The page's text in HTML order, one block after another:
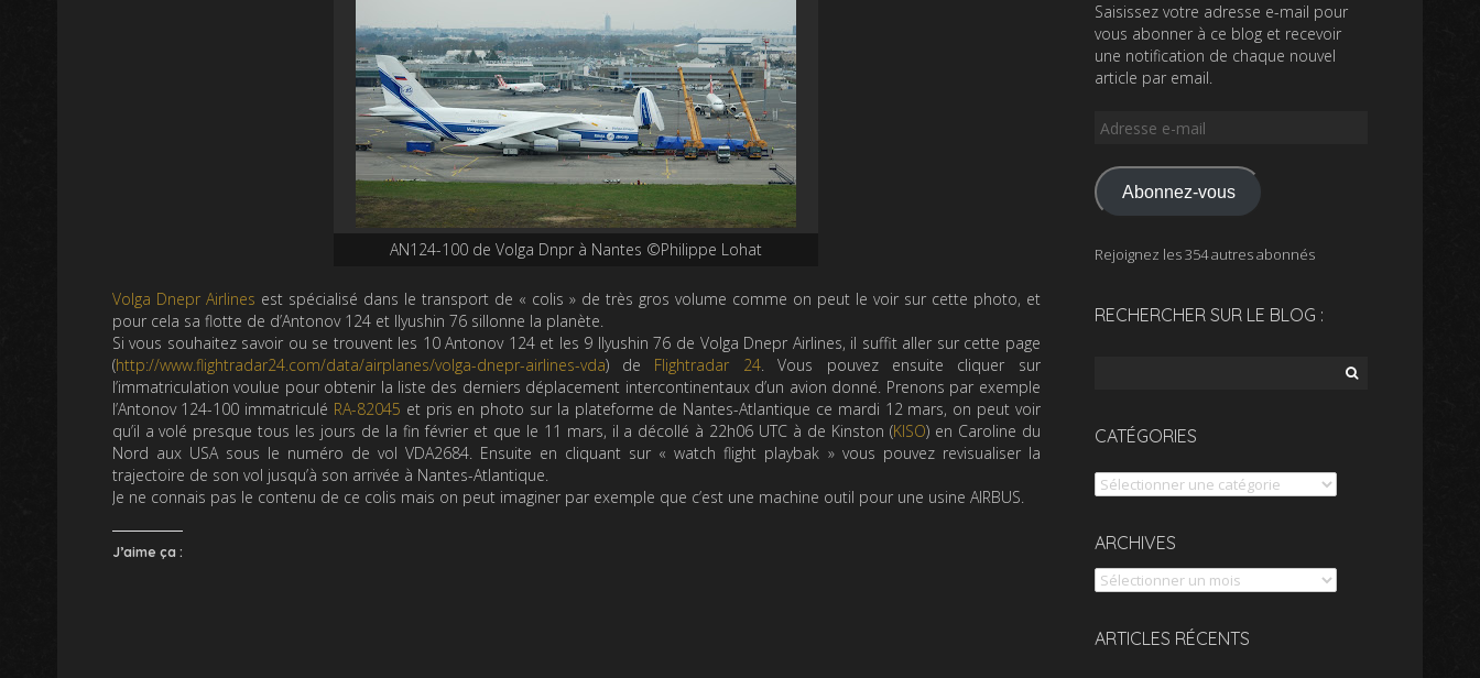
AN124-100 de Volga Dnpr à Nantes ©Philippe Lohat
Volga Dnepr Airlines est spécialisé dans le transport de « colis » de très gros volume comme on peut le voir sur cette photo, et
pour cela sa flotte de d’Antonov 124 et Ilyushin 76 sillonne la planète.
Si vous souhaitez savoir ou se trouvent les 10 Antonov 124 et les 9 Ilyushin 76 de Volga Dnepr Airlines, il suffit aller sur cette page
(http://www.flightradar24.com/data/airplanes/volga-dnepr-airlines-vda) de Flightradar 24. Vous pouvez ensuite cliquer sur
l’immatriculation voulue pour obtenir la liste des derniers déplacement intercontinentaux d’un avion donné. Prenons par exemple
l’Antonov 124-100 immatriculé RA-82045 et pris en photo sur la plateforme de Nantes-Atlantique ce mardi 12 mars, on peut voir
qu’il a volé presque tous les jours de la fin février et que le 11 mars, il a décollé à 22h06 UTC à de Kinston (KISO) en Caroline du
Nord aux USA sous le numéro de vol VDA2684. Ensuite en cliquant sur « watch flight playbak » vous pouvez revisualiser la
trajectoire de son vol jusqu’à son arrivée à Nantes-Atlantique.
Je ne connais pas le contenu de ce colis mais on peut imaginer par exemple que c’est une machine outil pour une usine AIRBUS.
J’aime ça :
Saisissez votre adresse e-mail pour
vous abonner à ce blog et recevoir
une notification de chaque nouvel
article par email.
Adresse
mail
Abonnez-vous
Rejoignez les 354 autres abonnés
RECHERCHER SUR LE BLOG :
CATÉGORIES
Catégories
ARCHIVES
Archives
ARTICLES RÉCENTS